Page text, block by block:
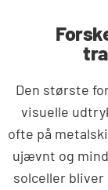
Den største
visuelle
ofte på
ujævnt og
solceller